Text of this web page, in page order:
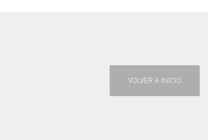
VOLVER A INICIO